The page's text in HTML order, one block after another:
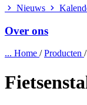
Nieuws
Over ons
... Home /Producten /